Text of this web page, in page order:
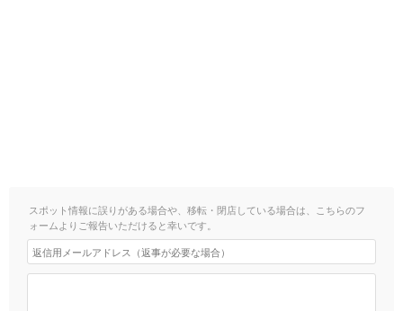
スポット情報に誤りがある場合や、移転・閉店している場合は、こちらのフ
ォームよりご報告いただけると幸いです。